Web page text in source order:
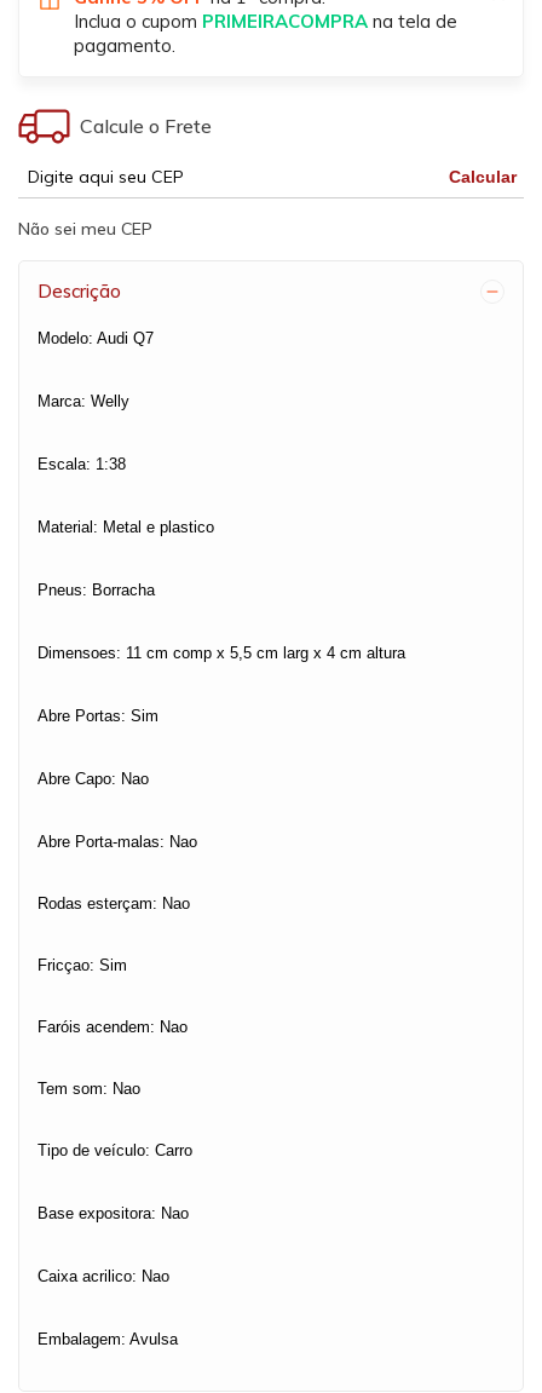
Inclua o cupom PRIMEIRACOMPRA na tela de
pagamento.
Calcule o Frete
Calcular
Não sei meu CEP
Descrição
Modelo: Audi Q7
Marca: Welly
Escala: 1:38
Material: Metal e plastico
Pneus: Borracha
Dimensoes: 11 cm comp x 5,5 cm larg x 4 cm altura
Abre Portas: Sim
Abre Capo: Nao
Abre Porta-malas: Nao
Rodas esterçam: Nao
Fricçao: Sim
Faróis acendem: Nao
Tem som: Nao
Tipo de veículo: Carro
Base expositora: Nao
Caixa acrilico: Nao
Embalagem: Avulsa